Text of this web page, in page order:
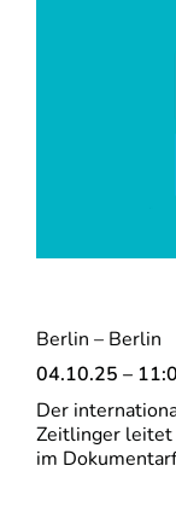
Berlin – Berlin
04.10.25 –
Der
Zeitlinger leitet
im